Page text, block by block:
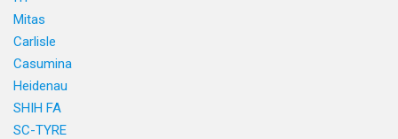
Mitas
Carlisle
Casumina
Heidenau
SHIH FA
SC-TYRE